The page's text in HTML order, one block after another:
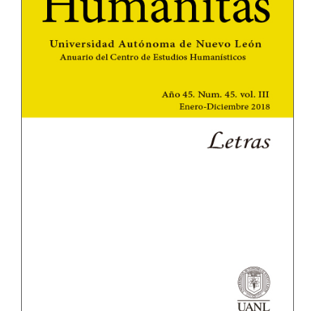
del
artículo